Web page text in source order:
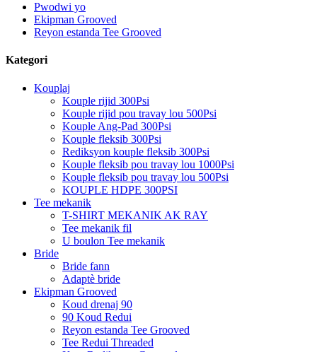
Pwodwi yo
Ekipman Grooved
Reyon estanda Tee Grooved
Kategori
Kouplaj
Kouple rijid 300Psi
Kouple rijid pou travay lou 500Psi
Kouple Ang-Pad 300Psi
Kouple fleksib 300Psi
Rediksyon kouple fleksib 300Psi
Kouple fleksib pou travay lou 1000Psi
Kouple fleksib pou travay lou 500Psi
KOUPLE HDPE 300PSI
Tee mekanik
T-SHIRT MEKANIK AK RAY
Tee mekanik fil
U boulon Tee mekanik
Bride
Bride fann
Adaptè bride
Ekipman Grooved
Koud drenaj 90
90 Koud Redui
Reyon estanda Tee Grooved
Tee Redui Threaded